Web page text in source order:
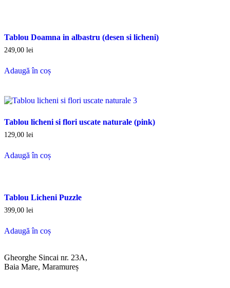
Tablou Doamna in albastru (desen si licheni)
249,00 lei
Adaugă în coș
Tablou licheni si flori uscate naturale (pink)
129,00 lei
Adaugă în coș
Tablou Licheni Puzzle
399,00 lei
Adaugă în coș
Gheorghe Sincai nr. 23A,
Baia Mare, Maramureș